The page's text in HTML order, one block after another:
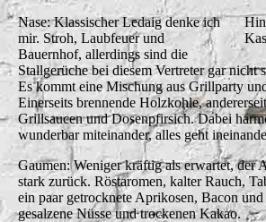
Nase: Klassischer Ledaig denke ich
mir. Stroh, Laubfeuer und
Bauernhof, allerdings sind die
Stallgerüche bei diesem Vertreter gar nicht
Es kommt eine Mischung aus Grillparty
Einerseits brennende Holzkohle,
Grillsaucen und Dosenpfirsich. Dabei
wunderbar miteinander, alles geht
Gaumen: Weniger kräftig als erwartet, der
stark zurück. Röstaromen, kalter Rauch,
ein paar getrocknete Aprikosen, Bacon
gesalzene Nüsse und trockenen Kakao.